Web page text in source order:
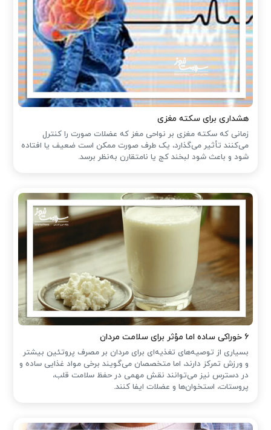
هشداری برای سکته مغزی
زمانی که سکته مغزی بر نواحی مغز که عضلات صورت را کنترل
می‌کنند تأثیر می‌گذارد، یک طرف صورت ممکن است ضعیف یا افتاده
شود و باعث شود لبخند کج یا نامتقارن به‌نظر برسد.
۶ خوراکی ساده اما مؤثر برای سلامت مردان
بسیاری از توصیه‌های تغذیه‌ای برای مردان بر مصرف پروتئین بیشتر
و ورزش تمرکز دارند، اما متخصصان می‌گویند برخی مواد غذایی ساده و
در دسترس نیز می‌توانند نقش مهمی در حفظ سلامت قلب،
پروستات، استخوان‌ها و عضلات ایفا کنند.